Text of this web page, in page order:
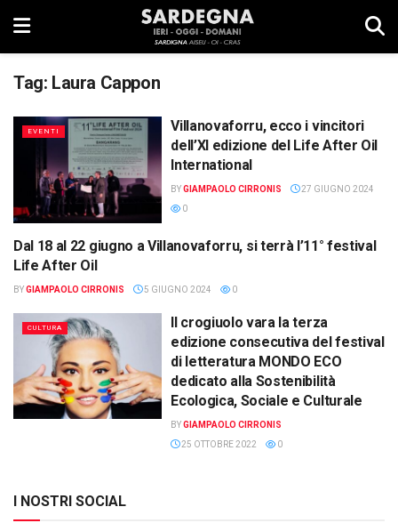
Tag: Laura Cappon
EVENTI
Villanovaforru, ecco i vincitori
dell’XI edizione del Life After Oil
International
BYGIAMPAOLO CIRRONIS
27 GIUGNO 2024
0
EVENTI
Dal 18 al 22 giugno a Villanovaforru, si terrà l’11° festival
Life After Oil
BYGIAMPAOLO CIRRONIS 5 GIUGNO 2024 0
CULTURA
Il crogiuolo vara la terza
edizione consecutiva del festival
di letteratura MONDO ECO
dedicato alla Sostenibilità
Ecologica, Sociale e Culturale
BYGIAMPAOLO CIRRONIS
25 OTTOBRE 2022
0
I NOSTRI SOCIAL